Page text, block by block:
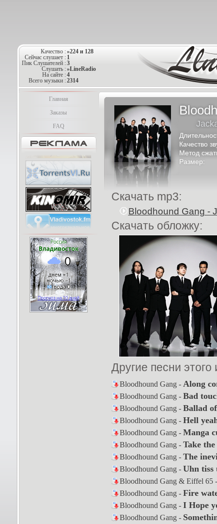
Качество :»224 и 128
Сейчас слушает : 1
Пик Слушателей :3
Слушать :»LineRadio
На сайте :4
Всего музыки :2314
Главная
Заказы
FAQ
Качество
Метод
Размер:
Скачать mp3:
Bloodhound Gang -
Скачать обложку:
Другие песни
Bloodhound Gang - Along
Bloodhound Gang - Bad
Bloodhound Gang - Ballad
Bloodhound Gang - Hell
Bloodhound Gang - Manga
Bloodhound Gang - Take
Bloodhound Gang - The
Bloodhound Gang - Uhn tiss
Bloodhound Gang & Eiffel 65
Bloodhound Gang - Fire
Bloodhound Gang - I Hope
Bloodhound Gang -